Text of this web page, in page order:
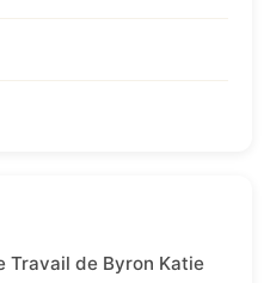
Travail de Byron Katie